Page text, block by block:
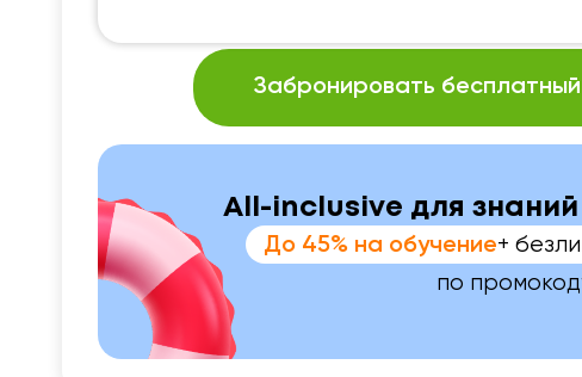
Забронировать
All-inclusive для
До 45% на обучение+
по